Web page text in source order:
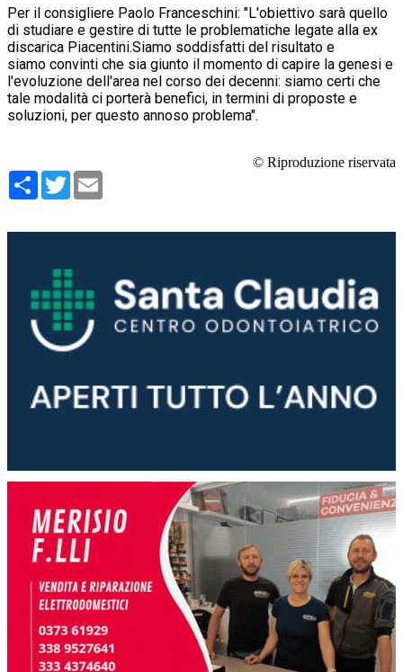
Per il consigliere Paolo Franceschini: "L'obiettivo sarà quello
di studiare e gestire di tutte le problematiche legate alla ex
discarica Piacentini.Siamo soddisfatti del risultato e
siamo convinti che sia giunto il momento di capire la genesi e
l'evoluzione dell'area nel corso dei decenni: siamo certi che
tale modalità ci porterà benefici, in termini di proposte e
soluzioni, per questo annoso problema".
© Riproduzione riservata
Condividi
Twitter